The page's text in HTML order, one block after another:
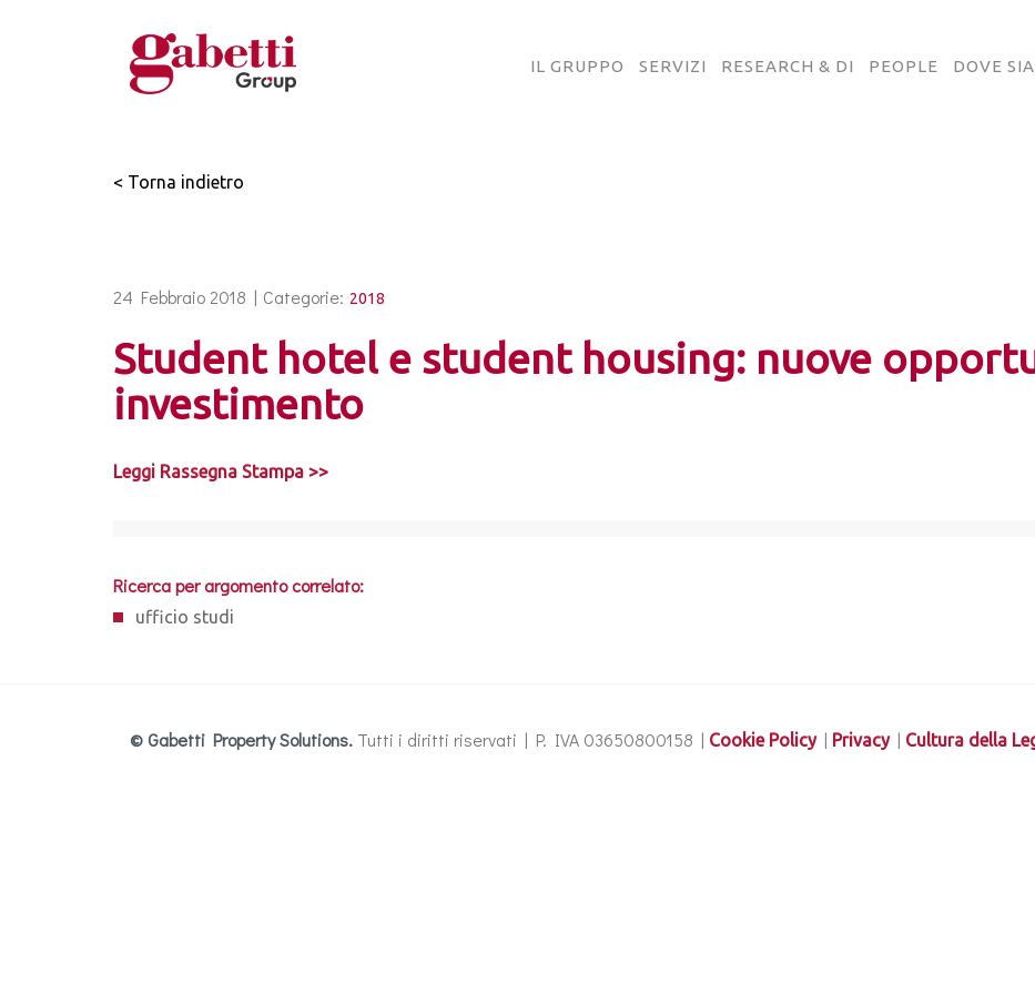
IL GRUPPO SERVIZI RESEARCH & DI PEOPLE DOVE
< Torna indietro
24 Febbraio 2018 | Categorie: 2018
Student hotel e student housing: nuove
investimento
Leggi Rassegna Stampa >>
Ricerca per argomento correlato:
ufficio studi
© Gabetti Property Solutions. Tutti i diritti riservati | P. IVA 03650800158 | Cookie Policy| Privacy| Cultura della